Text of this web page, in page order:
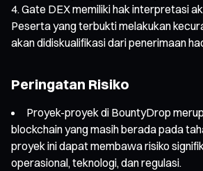
Gate DEX memiliki hak interpretasi
Peserta yang terbukti melakukan
akan didiskualifikasi dari penerimaan
Peringatan Risiko
Proyek-proyek di BountyDrop
blockchain yang masih berada pada
proyek ini dapat membawa risiko
operasional, teknologi, dan regulasi.